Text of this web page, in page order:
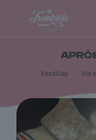
Kezdőlap Sós